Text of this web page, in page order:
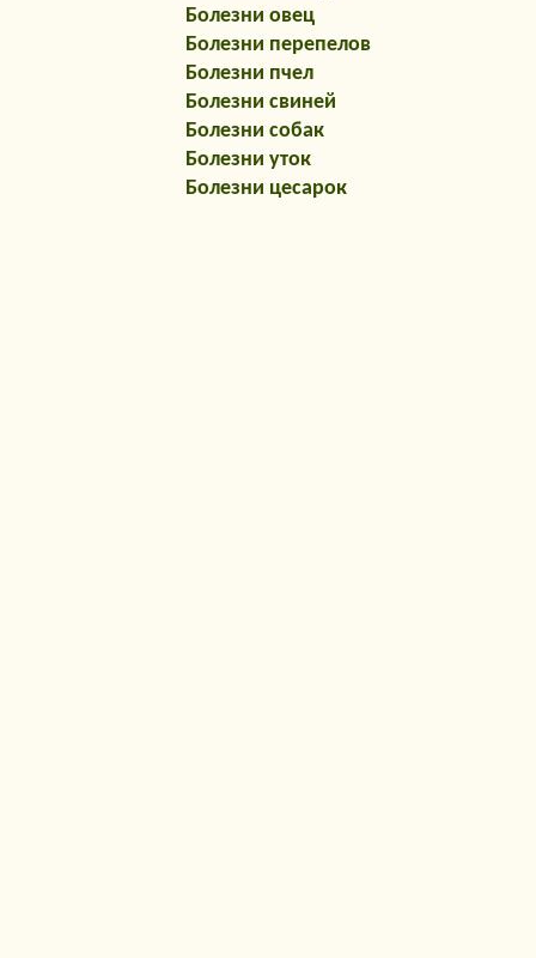
Болезни овец
Болезни перепелов
Болезни пчел
Болезни свиней
Болезни собак
Болезни уток
Болезни цесарок